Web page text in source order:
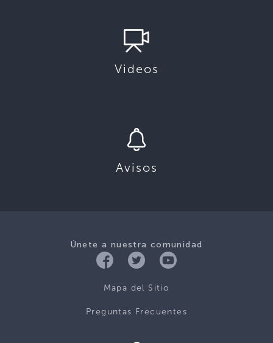
Videos
Avisos
Únete a nuestra comunidad
Mapa del Sitio
Preguntas Frecuentes